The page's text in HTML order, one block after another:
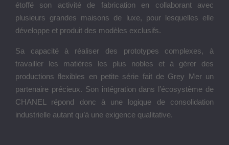
étoffé son activité de fabrication en collaborant avec
plusieurs grandes maisons de luxe, pour lesquelles elle
développe et produit des modèles exclusifs.
Sa capacité à réaliser des prototypes complexes, à
travailler les matières les plus nobles et à gérer des
productions flexibles en petite série fait de Grey Mer un
partenaire précieux. Son intégration dans l’écosystème de
CHANEL répond donc à une logique de consolidation
industrielle autant qu’à une exigence qualitative.